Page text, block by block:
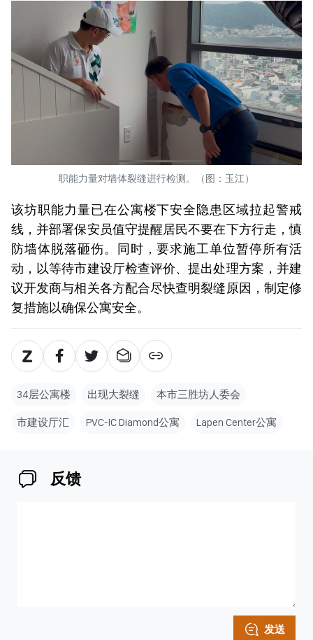
职能力量对墙体裂缝进行检测。（图：玉江）
该坊职能力量已在公寓楼下安全隐患区域拉起警戒
线，并部署保安员值守提醒居民不要在下方行走，慎
防墙体脱落砸伤。同时，要求施工单位暂停所有活
动，以等待市建设厅检查评价、提出处理方案，并建
议开发商与相关各方配合尽快查明裂缝原因，制定修
复措施以确保公寓安全。
34层公寓楼 出现大裂缝 本市三胜坊人委会
市建设厅汇 PVC-IC Diamond公寓 Lapen Center公寓
反馈
发送